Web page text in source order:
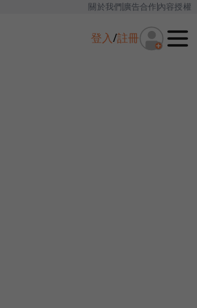
關於我們廣告合作內容授權
登入/註冊